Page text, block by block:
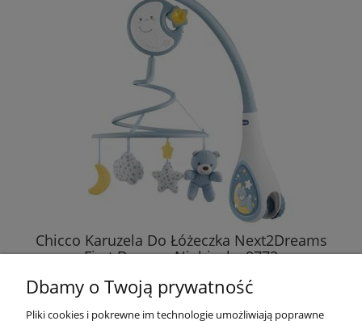
Chicco Karuzela Do Łóżeczka Next2Dreams
First Dreams Niebieska 9772
174,87 zł
Dbamy o Twoją prywatność
Pliki cookies i pokrewne im technologie umożliwiają poprawne